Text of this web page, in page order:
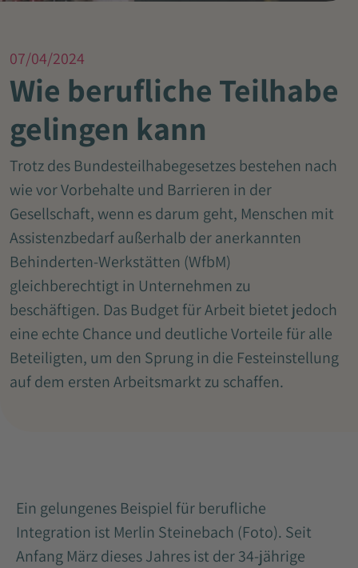
07/04/2024
Wie berufliche Teilhabe
gelingen kann
Trotz des Bundesteilhabegesetzes bestehen nach
wie vor Vorbehalte und Barrieren in der
Gesellschaft, wenn es darum geht, Menschen mit
Assistenzbedarf außerhalb der anerkannten
Behinderten-Werkstätten (WfbM)
gleichberechtigt in Unternehmen zu
beschäftigen. Das Budget für Arbeit bietet jedoch
eine echte Chance und deutliche Vorteile für alle
Beteiligten, um den Sprung in die Festeinstellung
auf dem ersten Arbeitsmarkt zu schaffen.
Ein gelungenes Beispiel für berufliche
Integration ist Merlin Steinebach (Foto). Seit
Anfang März dieses Jahres ist der 34-jährige